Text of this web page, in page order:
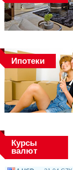
Ипотеки
Курсы
валют